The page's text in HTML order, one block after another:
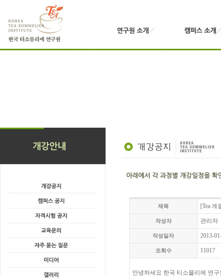
제목 [Tea
작성자 관리자
작성일자 2013-
조회수 11017
안녕하세요 한국 티소믈리에 연